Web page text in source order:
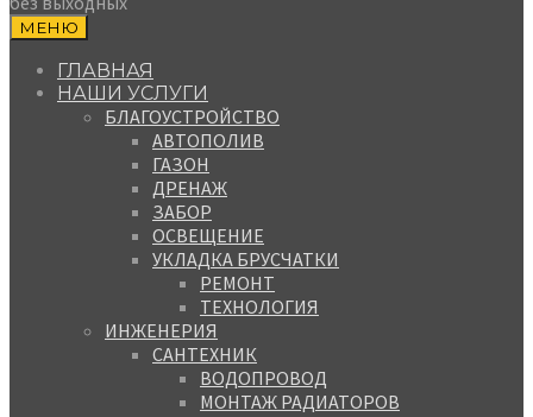
МЕНЮ
ГЛАВНАЯ
НАШИ УСЛУГИ
БЛАГОУСТРОЙСТВО
АВТОПОЛИВ
ГАЗОН
ДРЕНАЖ
ЗАБОР
ОСВЕЩЕНИЕ
УКЛАДКА БРУСЧАТКИ
РЕМОНТ
ТЕХНОЛОГИЯ
ИНЖЕНЕРИЯ
САНТЕХНИК
ВОДОПРОВОД
МОНТАЖ РАДИАТОРОВ